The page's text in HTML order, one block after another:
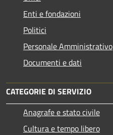
Enti e fondazioni
Politici
Personale Amministrativo
Documenti e dati
CATEGORIE DI SERVIZIO
Anagrafe e stato civile
Cultura e tempo libero